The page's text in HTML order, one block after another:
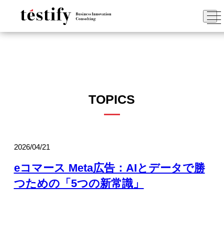
TOPICS
2026/04/21
eコマース Meta広告：AIとデータで勝
つための「5つの新常識」